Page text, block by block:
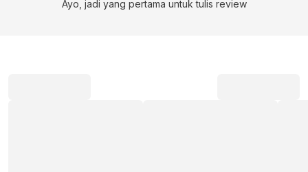
Ayo, jadi yang pertama untuk tulis review